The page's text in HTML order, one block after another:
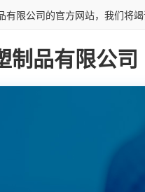
限公司的官方网站，我们将竭
制品有限公司